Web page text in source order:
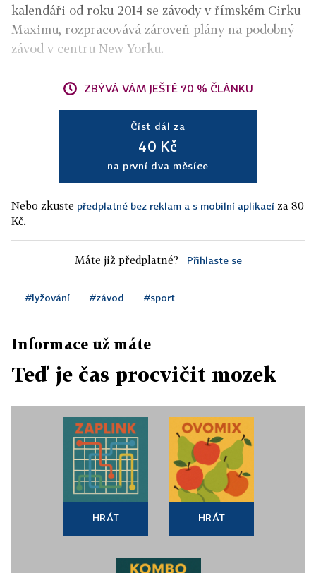
kalendáři od roku 2014 se závody v římském Cirku
Maximu, rozpracovává zároveň plány na podobný
závod v centru New Yorku.
ZBÝVÁ VÁM JEŠTĚ 70 % ČLÁNKU
Číst dál za
40 Kč
na první dva měsíce
Nebo zkuste předplatné bez reklam a s mobilní aplikací za 80
Kč.
Máte již předplatné? Přihlaste se
#lyžování #závod #sport
Informace už máte
Teď je čas procvičit mozek
HRÁT HRÁT